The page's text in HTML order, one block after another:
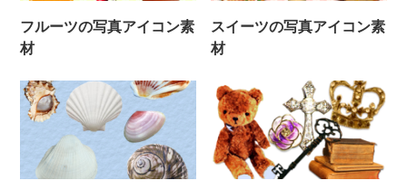
フルーツの写真アイコン素
材
スイーツの写真アイコン素
材